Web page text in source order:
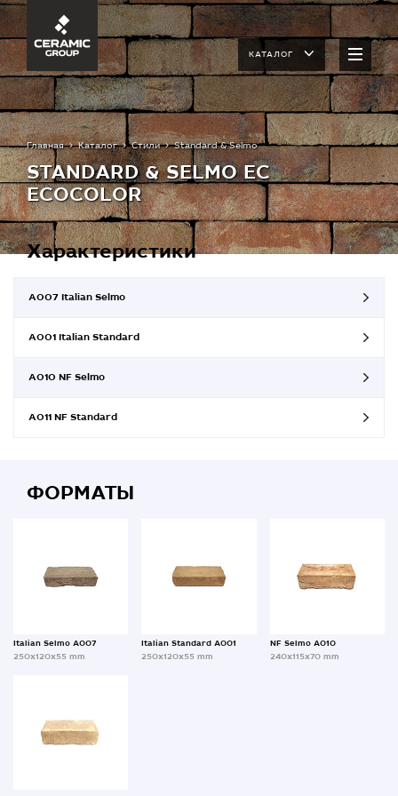
КАТАЛОГ
Главная Каталог Стили Standard & Selmo
STANDARD & SELMO EC
ECOCOLOR
Характеристики
A007 Italian Selmo
A001 Italian Standard
A010 NF Selmo
A011 NF Standard
ФОРМАТЫ
Italian Selmo A007
250x120x55 mm
Italian Standard A001
250x120x55 mm
NF Selmo A010
240x115x70 mm